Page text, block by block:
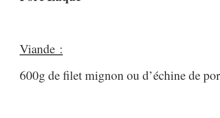
Viande :
600g de filet mignon ou d’échine de